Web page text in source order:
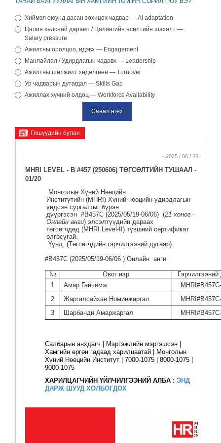
Хиймэл оюунд дасан зохицох чадвар — AI adaptation
Цалин хөлсний дарамт / Цалингийн өсөлтийн шахалт —
Salary pressure
Ажилтны оролцоо, идэвх — Engagement
Манлайлал / Удирдлагын чадавх — Leadership
Ажилтны шилжилт хөдөлгөөн — Turnover
Ур чадварын дутагдал — Skills Gap
Ажиллах хүчний олдоц — Workforce Availability
Гишүүдийн булан
- 2025 / 06 / 26
MHRI LEVEL - B #457 (250606) ТӨГСӨЛТИЙН ТУШААЛ -
01/20
Монголын Хүний Нөөцийн
Институтийн (MHRI) Хүний нөөцийн удирдлагын
үндсэн сургалтыг бүрэн
дүүргэсэн #B457C (2025/05/19-06/06) (21 хоног -
Онлайн анги) элсэлтүүдийн дараах
төгсөгчдөд (MHRI Level-II)түвшний сертификат
олгосугай.
Үүнд: (Төгсөгчдийн гэрчилгээний дугаар)
#B457C (2025/05/19-06/06 ) Онлайн анги
№ Овог нэр
Гэрчилгээний
1
Амар Ганчимэг
2
Жаргалсайхан Номинжаргал
3
Шарбанди Амаржаргал
Салбарын анхдагч | Мэргэжлийн мэргэшсэн |
Хамгийн өргөн гадаад харилцаатай | Монголын
Хүний Нөөцийн Институт | 7000-1075 | 8000-1075 |
9000-1075
ХАРИЛЦАГЧИЙН ҮЙЛЧИЛГЭЭНИЙ АЛБА : ЭНД
ДАРЖ ШУУД ХОЛБОГДОХ